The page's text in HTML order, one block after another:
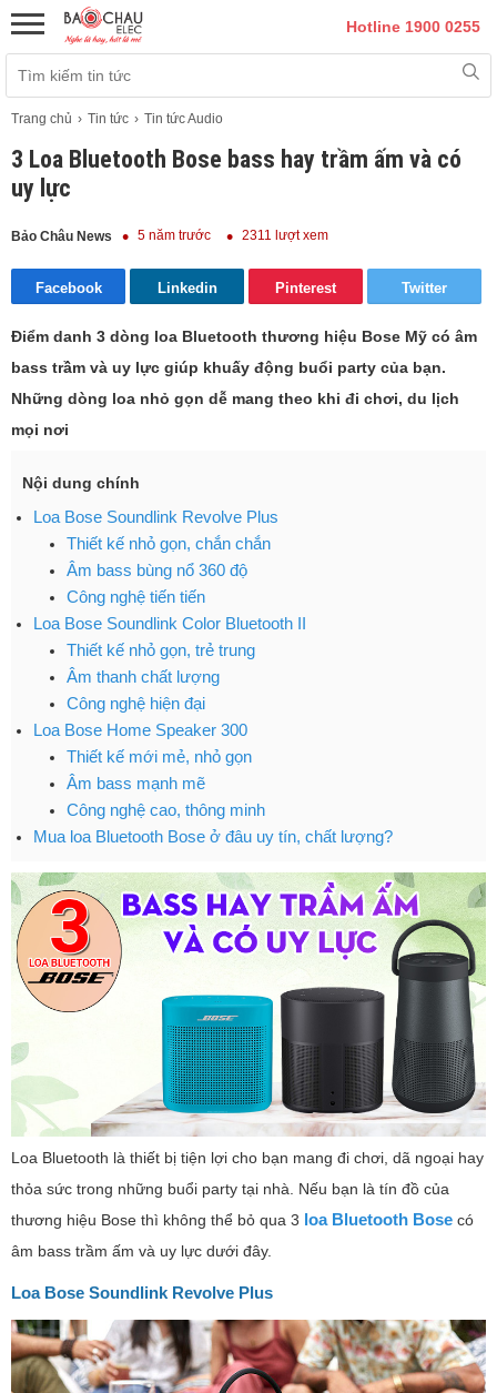
Hotline 1900 0255
Trang chủ Tin tức Tin tức Audio
3 Loa Bluetooth Bose bass hay trầm ấm và có
uy lực
Bảo Châu News 5 năm trước 2311 lượt xem
Facebook Linkedin Pinterest Twitter
Điểm danh 3 dòng loa Bluetooth thương hiệu Bose Mỹ có âm
bass trầm và uy lực giúp khuấy động buổi party của bạn.
Những dòng loa nhỏ gọn dễ mang theo khi đi chơi, du lịch
mọi nơi
Nội dung chính
Loa Bose Soundlink Revolve Plus
Thiết kế nhỏ gọn, chắn chắn
Âm bass bùng nổ 360 độ
Công nghệ tiến tiến
Loa Bose Soundlink Color Bluetooth II
Thiết kế nhỏ gọn, trẻ trung
Âm thanh chất lượng
Công nghệ hiện đại
Loa Bose Home Speaker 300
Thiết kế mới mẻ, nhỏ gọn
Âm bass mạnh mẽ
Công nghệ cao, thông minh
Mua loa Bluetooth Bose ở đâu uy tín, chất lượng?
Loa Bluetooth là thiết bị tiện lợi cho bạn mang đi chơi, dã ngoại hay
thỏa sức trong những buổi party tại nhà. Nếu bạn là tín đồ của
thương hiệu Bose thì không thể bỏ qua 3 loa Bluetooth Bose có
âm bass trầm ấm và uy lực dưới đây.
Loa Bose Soundlink Revolve Plus